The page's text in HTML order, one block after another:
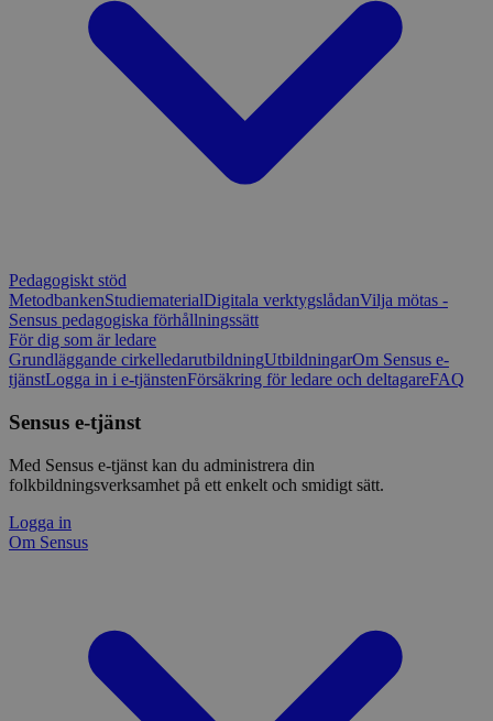
Pedagogiskt stöd
MetodbankenStudiematerialDigitala verktygslådanVilja mötas -
Sensus pedagogiska förhållningssätt
För dig som är ledare
Grundläggande cirkelledarutbildningUtbildningarOm Sensus e-
tjänstLogga in i e-tjänstenFörsäkring för ledare och deltagareFAQ
Sensus e-tjänst
Med Sensus e-tjänst kan du administrera din
folkbildningsverksamhet på ett enkelt och smidigt sätt.
Logga in
Om Sensus